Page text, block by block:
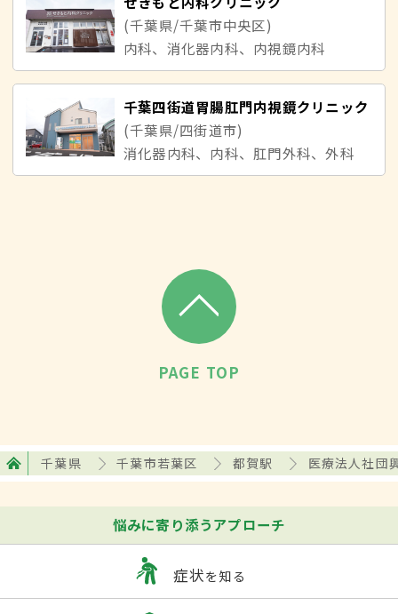
(千葉県/千葉市中央区)
内科、消化器内科、内視鏡内科
千葉四街道胃腸肛門内視鏡クリニック
(千葉県/四街道市)
消化器内科、内科、肛門外科、外科
PAGE TOP
千葉県 千葉市若葉区 都賀駅 医療法人社団
悩みに寄り添うアプローチ
症状を知る